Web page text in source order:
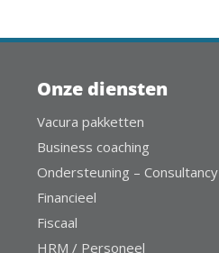
Onze diensten
Vacura pakketten
Business coaching
Ondersteuning – Consultancy
Financieel
Fiscaal
HRM / Personeel